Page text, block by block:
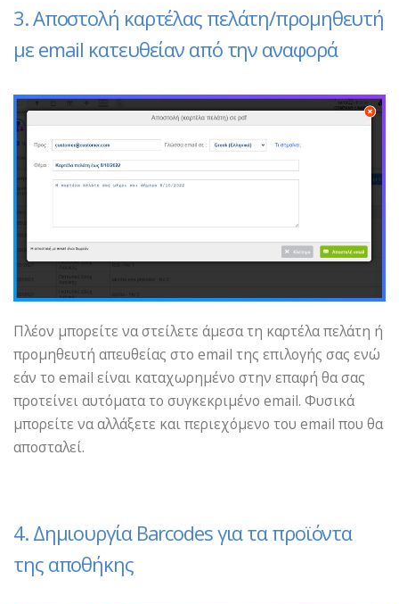
3. Αποστολή καρτέλας πελάτη/προμηθευτή
με email κατευθείαν από την αναφορά
Πλέον μπορείτε να στείλετε άμεσα τη καρτέλα πελάτη ή
προμηθευτή απευθείας στο email της επιλογής σας ενώ
εάν το email είναι καταχωρημένο στην επαφή θα σας
προτείνει αυτόματα το συγκεκριμένο email. Φυσικά
μπορείτε να αλλάξετε και περιεχόμενο του email που θα
αποσταλεί.
4. Δημιουργία Barcodes για τα προϊόντα
της αποθήκης